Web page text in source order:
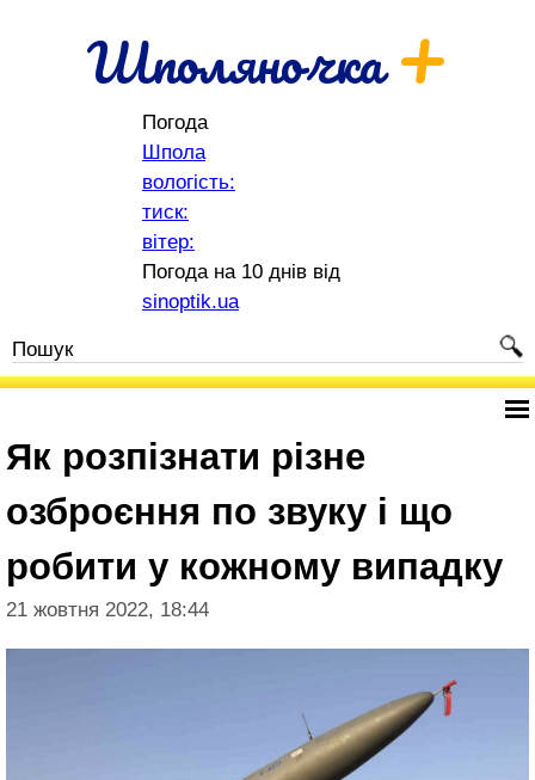
Шполяночка+
Погода
Шпола
вологість:
тиск:
вітер:
Погода на 10 днів від
sinoptik.ua
Як розпізнати різне
озброєння по звуку і що
робити у кожному випадку
21 жовтня 2022, 18:44